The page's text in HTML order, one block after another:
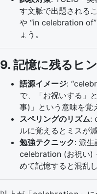
す文脈で出題される
や “in celebration
ょう。
9. 記憶に残るヒ
語源イメージ:
で、「お祝いする」
事)」という意味を覚
スペリングのリズム:
ルに覚えるとミスが減
勉強テクニック: 派
celebration (お祝い)
めて記憶すると混乱